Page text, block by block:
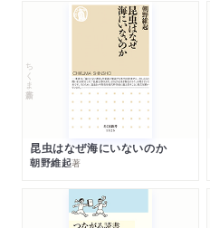
ちくま新書
昆虫はなぜ海にいないのか
朝野維起著